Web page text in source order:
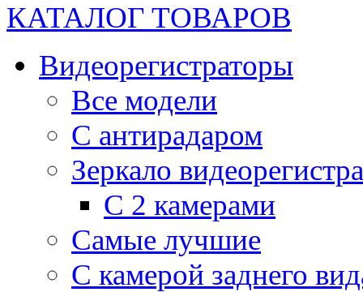
КАТАЛОГ ТОВАРОВ
Видеорегистраторы
Все модели
C антирадаром
Зеркало
С 2 камерами
Самые лучшие
С камерой заднего